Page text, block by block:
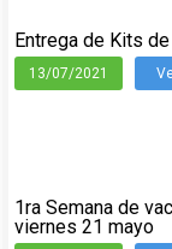
Entrega de Kits
13/07/2021
1ra Semana de
viernes 21 mayo